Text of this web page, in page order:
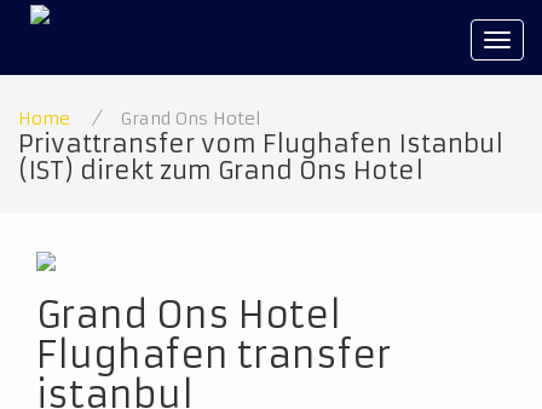
Home / Grand Ons Hotel
Privattransfer vom Flughafen Istanbul
(IST) direkt zum Grand Ons Hotel
Grand Ons Hotel
Flughafen transfer
istanbul